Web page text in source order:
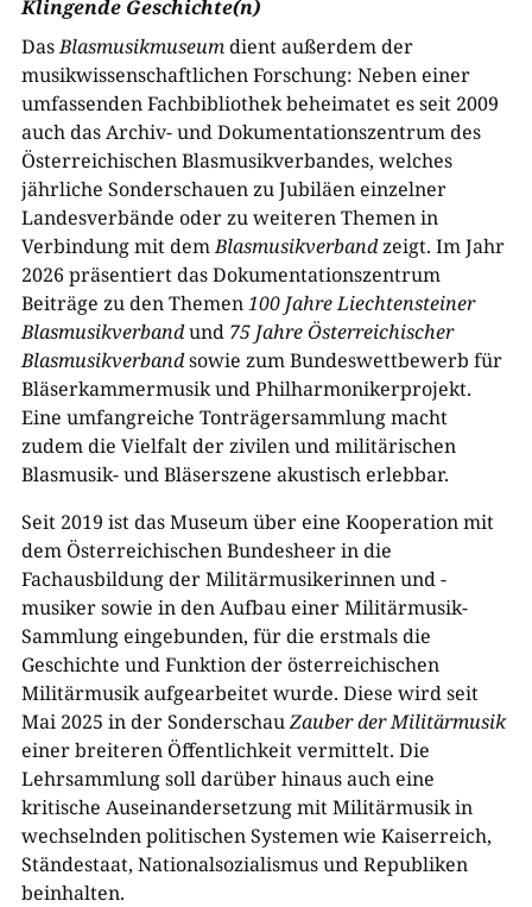
Klingende Geschichte(n)
DasBlasmusikmuseumdient außerdem der
musikwissenschaftlichen Forschung: Neben einer
umfassenden Fachbibliothek beheimatet es seit 2009
auch das Archiv- und Dokumentationszentrum des
Österreichischen Blasmusikverbandes, welches
jährliche Sonderschauen zu Jubiläen einzelner
Landesverbände oder zu weiteren Themen in
Verbindung mit demBlasmusikverbandzeigt. Im Jahr
2026 präsentiert das Dokumentationszentrum
Beiträge zu den Themen100 Jahre Liechtensteiner
Blasmusikverbandund 75 Jahre Österreichischer
Blasmusikverbandsowie zum Bundeswettbewerb für
Bläserkammermusik und Philharmonikerprojekt.
Eine umfangreiche Tonträgersammlung macht
zudem die Vielfalt der zivilen und militärischen
Blasmusik- und Bläserszene akustisch erlebbar.
Seit 2019 ist das Museum über eine Kooperation mit
dem Österreichischen Bundesheer in die
Fachausbildung der Militärmusikerinnen und -
musiker sowie in den Aufbau einer Militärmusik-
Sammlung eingebunden, für die erstmals die
Geschichte und Funktion der österreichischen
Militärmusik aufgearbeitet wurde. Diese wird seit
Mai 2025 in der SonderschauZauber der Militärmusik
einer breiteren Öffentlichkeit vermittelt. Die
Lehrsammlung soll darüber hinaus auch eine
kritische Auseinandersetzung mit Militärmusik in
wechselnden politischen Systemen wie Kaiserreich,
Ständestaat, Nationalsozialismus und Republiken
beinhalten.